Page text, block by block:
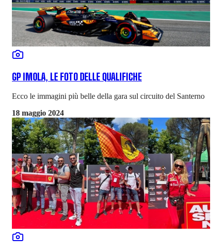
GP IMOLA, LE FOTO DELLE QUALIFICHE
Ecco le immagini più belle della gara sul circuito del Santerno
18 maggio 2024